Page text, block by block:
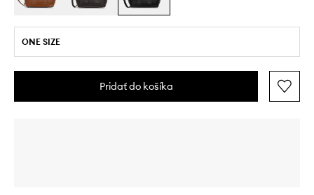
ONE SIZE
Pridať do košíka